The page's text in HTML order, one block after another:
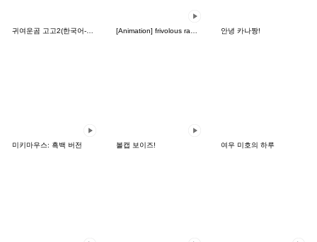
귀여운곰 고고2(한국어-태국어) [Animation] frivolous rabbit 안녕 카나짱!
미키마우스: 흑백 버전 볼캡 보이즈! 여우 미호의 하루